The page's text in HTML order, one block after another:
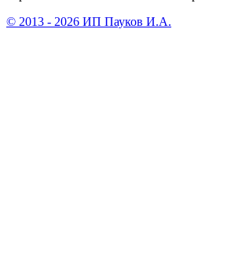
© 2013 - 2026 ИП Пауков И.А.